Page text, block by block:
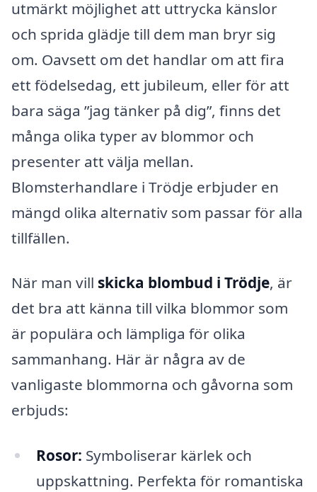
utmärkt möjlighet att uttrycka känslor
och sprida glädje till dem man bryr sig
om. Oavsett om det handlar om att fira
ett födelsedag, ett jubileum, eller för att
bara säga ”jag tänker på dig”, finns det
många olika typer av blommor och
presenter att välja mellan.
Blomsterhandlare i Trödje erbjuder en
mängd olika alternativ som passar för alla
tillfällen.
När man vill skicka blombud i Trödje, är
det bra att känna till vilka blommor som
är populära och lämpliga för olika
sammanhang. Här är några av de
vanligaste blommorna och gåvorna som
erbjuds:
Rosor: Symboliserar kärlek och
uppskattning. Perfekta för romantiska